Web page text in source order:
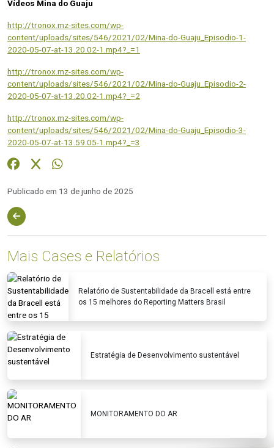
Vídeos Mina do Guaju
http://tronox.mz-sites.com/wp-
content/uploads/sites/546/2021/02/Mina-do-Guaju_Episodio-1-
2020-05-07-at-13.20.02-1.mp4?_=1
http://tronox.mz-sites.com/wp-
content/uploads/sites/546/2021/02/Mina-do-Guaju_Episodio-2-
2020-05-07-at-13.20.02-1.mp4?_=2
http://tronox.mz-sites.com/wp-
content/uploads/sites/546/2021/02/Mina-do-Guaju_Episodio-3-
2020-05-07-at-13.59.05-1.mp4?_=3
Publicado em 13 de junho de 2025
Mais Cases e Relatórios
Relatório de Sustentabilidade da Bracell está entre
os 15 melhores do Reporting Matters Brasil
Estratégia de Desenvolvimento sustentável
MONITORAMENTO DO AR